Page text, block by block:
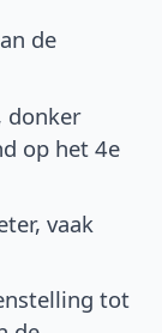
de
donker
op het 4e
vaak
tot